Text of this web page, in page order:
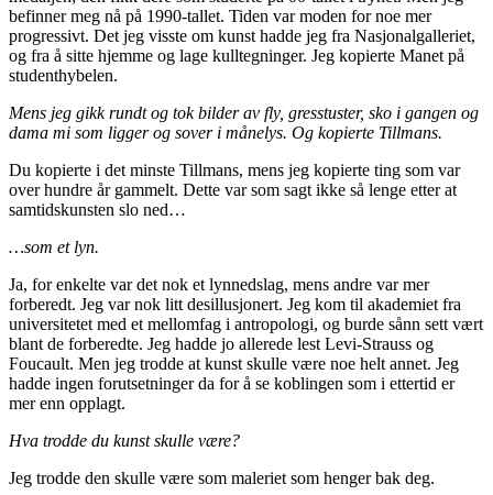
befinner meg nå på 1990-tallet. Tiden var moden for noe mer
progressivt. Det jeg visste om kunst hadde jeg fra Nasjonalgalleriet,
og fra å sitte hjemme og lage kulltegninger. Jeg kopierte Manet på
studenthybelen.
Mens jeg gikk rundt og tok bilder av fly, gresstuster, sko i gangen og
dama mi som ligger og sover i månelys. Og kopierte Tillmans.
Du kopierte i det minste Tillmans, mens jeg kopierte ting som var
over hundre år gammelt. Dette var som sagt ikke så lenge etter at
samtidskunsten slo ned…
…som et lyn.
Ja, for enkelte var det nok et lynnedslag, mens andre var mer
forberedt. Jeg var nok litt desillusjonert. Jeg kom til akademiet fra
universitetet med et mellomfag i antropologi, og burde sånn sett vært
blant de forberedte. Jeg hadde jo allerede lest Levi-Strauss og
Foucault. Men jeg trodde at kunst skulle være noe helt annet. Jeg
hadde ingen forutsetninger da for å se koblingen som i ettertid er
mer enn opplagt.
Hva trodde du kunst skulle være?
Jeg trodde den skulle være som maleriet som henger bak deg.